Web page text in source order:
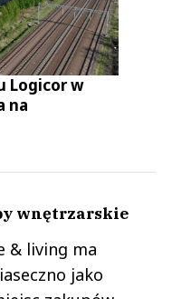
Logicor w
na
wnętrzarskie
& living ma
jako